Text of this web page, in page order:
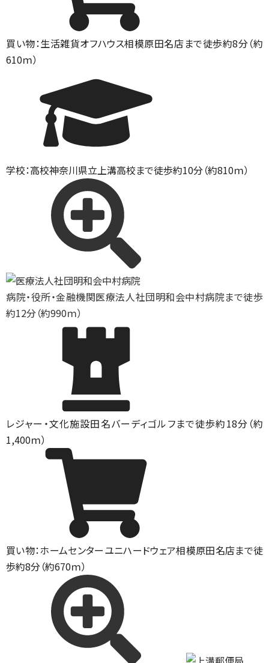
買い物：生活雑貨オフハウス相模原田名店まで徒歩約8分（約
610ｍ）
学校：高校神奈川県立上溝高校まで徒歩約10分（約810ｍ）
病院・役所・金融機関医療法人社団明和会中村病院まで徒歩
約12分（約990ｍ）
レジャー・文化施設田名バーディゴルフまで徒歩約18分（約
1,400ｍ）
買い物：ホームセンターユニハードウェア相模原田名店まで徒
歩約8分（約670ｍ）